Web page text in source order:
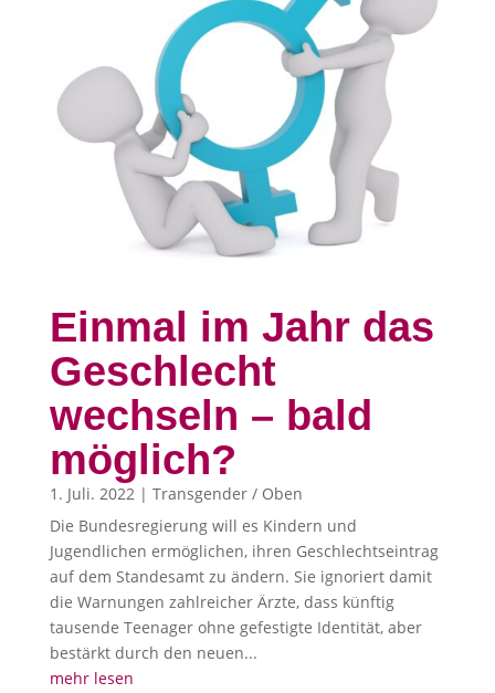
Einmal im Jahr das
Geschlecht
wechseln – bald
möglich?
1. Juli. 2022 | Transgender / Oben
Die Bundesregierung will es Kindern und
Jugendlichen ermöglichen, ihren Geschlechtseintrag
auf dem Standesamt zu ändern. Sie ignoriert damit
die Warnungen zahlreicher Ärzte, dass künftig
tausende Teenager ohne gefestigte Identität, aber
bestärkt durch den neuen...
mehr lesen